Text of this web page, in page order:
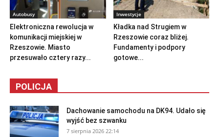
Autobusy
Elektroniczna rewolucja w
komunikacji miejskiej w
Rzeszowie. Miasto
przesuwało cztery razy...
Inwestycje
Kładka nad Strugiem w
Rzeszowie coraz bliżej.
Fundamenty i podpory
gotowe...
POLICJA
Dachowanie samochodu na DK94. Udało się
wyjść bez szwanku
7 sierpnia 2026 22:14